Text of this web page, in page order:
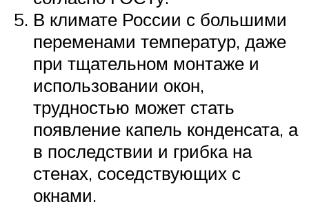
В климате России с большими
переменами температур, даже
при тщательном монтаже и
использовании окон,
трудностью может стать
появление капель конденсата, а
в последствии и грибка на
стенах, соседствующих с
окнами.